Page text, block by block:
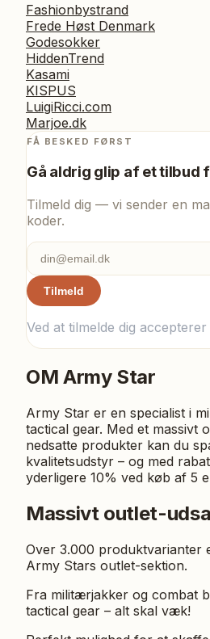
Fashionbystrand
Frede Høst Denmark
Godesokker
HiddenTrend
Kasami
KISPUS
LuigiRicci.com
Marjoe.dk
FÅ BESKED FØRST
Gå aldrig glip af et tilbud
Tilmeld dig — vi sender en
koder.
Tilmeld
Ved at tilmelde dig
OM Army Star
Army Star er en specialist i
tactical gear. Med et massivt
nedsatte produkter kan du
kvalitetsudstyr – og med
yderligere 10% ved køb af 5
Massivt outlet-
Over 3.000 produktvarianter
Army Stars outlet-sektion.
Fra militærjakker og combat
tactical gear – alt skal væk!